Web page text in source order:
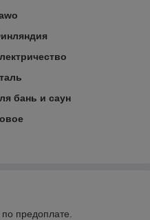
бань и саун
предоплате.